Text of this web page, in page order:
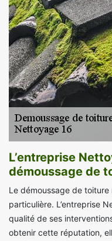
L’entreprise
démoussage de
Le démoussage de
particulière. L’entreprise
qualité de ses
obtenir cette réputation,